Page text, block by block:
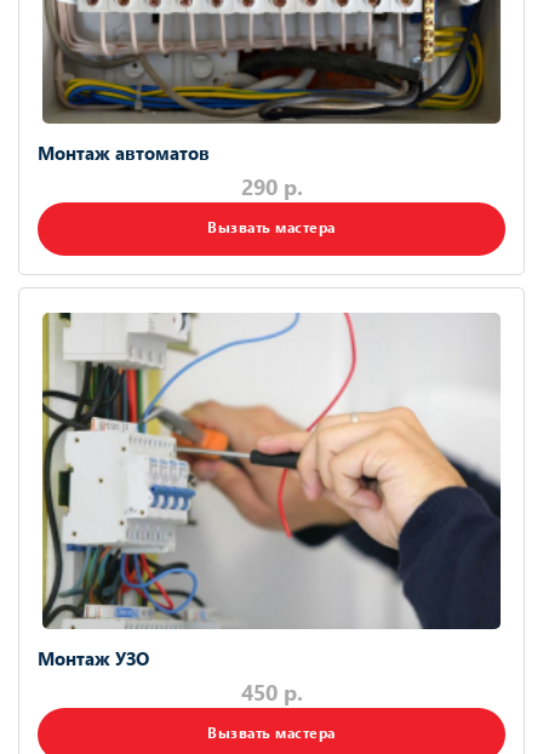
Монтаж автоматов
290 р.
Вызвать мастера
Монтаж УЗО
450 р.
Вызвать мастера